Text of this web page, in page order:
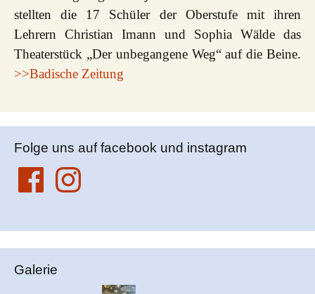
stellten die 17 Schüler der Oberstufe mit ihren
Lehrern Christian Imann und Sophia Wälde das
Theaterstück „Der unbegangene Weg“ auf die Beine.
>>Badische Zeitung
Folge uns auf facebook und instagram
FacebookInstagram
Galerie